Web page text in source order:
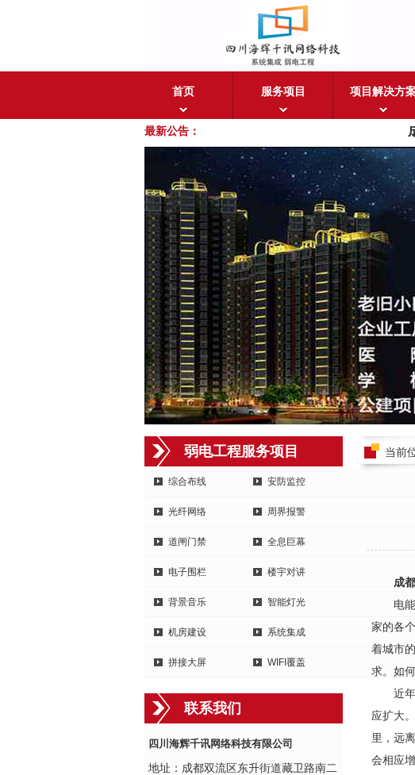
首页 服务项目 项目解决方
最新公告：
弱电工程服务项目
综合布线 安防监控
光纤网络 周界报警
道闸门禁 全息巨幕
电子围栏 楼宇对讲
背景音乐 智能灯光
机房建设 系统集成
拼接大屏 WIFI覆盖
联系我们
四川海辉千讯网络科技有限公司
地址：成都双流区东升街道藏卫路南二
当前
成
电
家的各
着城市
求。如
近
应扩大
里，远
会相应